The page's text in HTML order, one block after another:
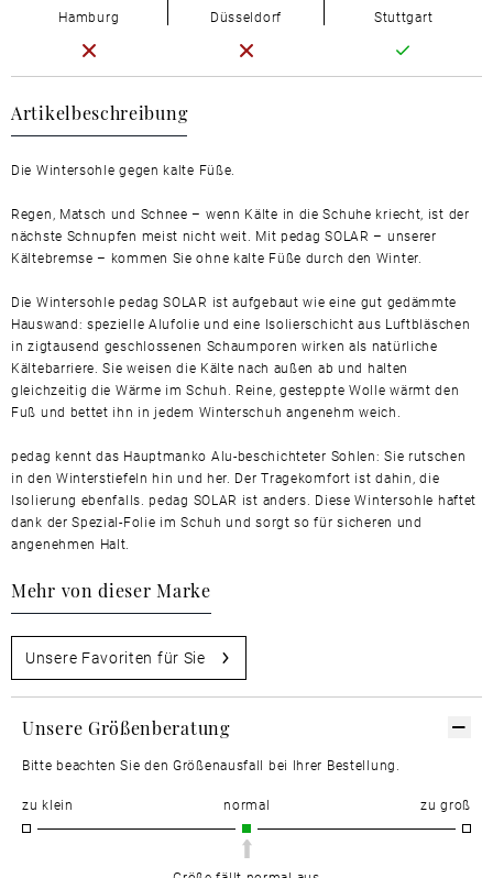
Artikelbeschreibung
Die Wintersohle gegen kalte Füße.
Regen, Matsch und Schnee – wenn Kälte in die Schuhe kriecht, ist der
nächste Schnupfen meist nicht weit. Mit pedag SOLAR – unserer
Kältebremse – kommen Sie ohne kalte Füße durch den Winter.
Die Wintersohle pedag SOLAR ist aufgebaut wie eine gut gedämmte
Hauswand: spezielle Alufolie und eine Isolierschicht aus Luftbläschen
in zigtausend geschlossenen Schaumporen wirken als natürliche
Kältebarriere. Sie weisen die Kälte nach außen ab und halten
gleichzeitig die Wärme im Schuh. Reine, gesteppte Wolle wärmt den
Fuß und bettet ihn in jedem Winterschuh angenehm weich.
pedag kennt das Hauptmanko Alu-beschichteter Sohlen: Sie rutschen
in den Winterstiefeln hin und her. Der Tragekomfort ist dahin, die
Isolierung ebenfalls. pedag SOLAR ist anders. Diese Wintersohle haftet
dank der Spezial-Folie im Schuh und sorgt so für sicheren und
angenehmen Halt.
Mehr von dieser Marke
Unsere Favoriten für Sie
Hamburg Düsseldorf Stuttgart
Unsere Größenberatung
Bitte beachten Sie den Größenausfall bei Ihrer Bestellung.
zu klein normal zu groß